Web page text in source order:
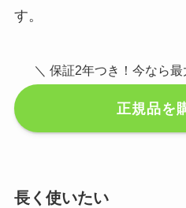
す。
＼ 保証2年つき！今なら
正規品を
長く使いたい